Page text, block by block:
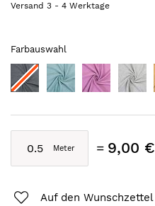
Versand 3 - 4 Werktage
Farbauswahl
9,00 €
Auf den Wunschzettel